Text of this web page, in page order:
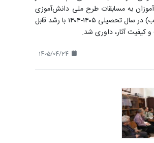
به مسابقات طرح ملی دانش‌آموزی
نجات آب (داناب) در سال تحصیلی ۱۴۰۵-۱۴۰۴ با رشد قابل
کیفیت آثار، داوری شد.